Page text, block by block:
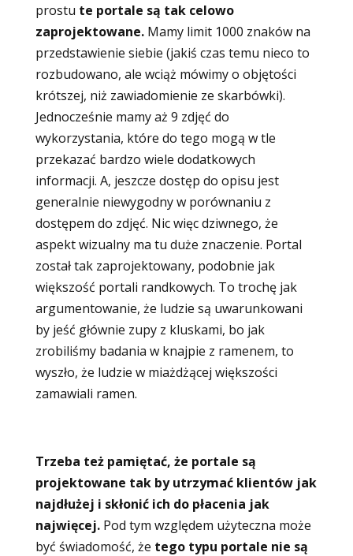
prostu te portale są tak celowo
zaprojektowane.Mamy limit 1000 znaków na
przedstawienie siebie (jakiś czas temu nieco to
rozbudowano, ale wciąż mówimy o objętości
krótszej, niż zawiadomienie ze skarbówki).
Jednocześnie mamy aż 9 zdjęć do
wykorzystania, które do tego mogą w tle
przekazać bardzo wiele dodatkowych
informacji. A, jeszcze dostęp do opisu jest
generalnie niewygodny w porównaniu z
dostępem do zdjęć. Nic więc dziwnego, że
aspekt wizualny ma tu duże znaczenie. Portal
został tak zaprojektowany, podobnie jak
większość portali randkowych. To trochę jak
argumentowanie, że ludzie są uwarunkowani
by jeść głównie zupy z kluskami, bo jak
zrobiliśmy badania w knajpie z ramenem, to
wyszło, że ludzie w miażdżącej większości
zamawiali ramen.
Trzeba też pamiętać, że portale są
projektowane tak by utrzymać klientów jak
najdłużej i skłonić ich do płacenia jak
najwięcej.Pod tym względem użyteczna może
być świadomość, że tego typu portale nie są